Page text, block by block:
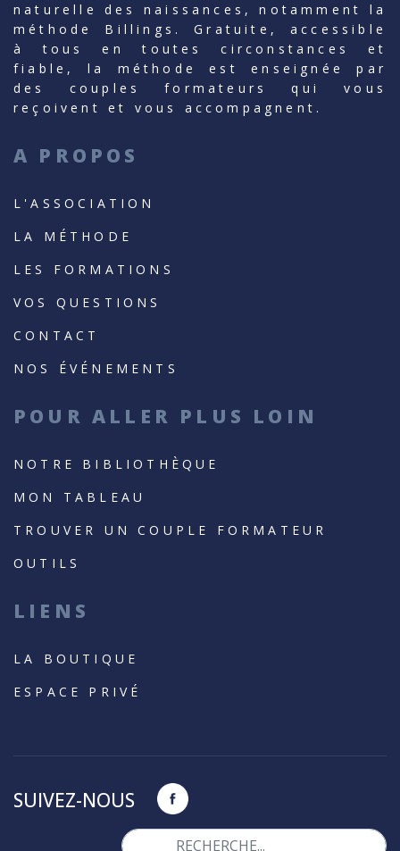
naturelle des naissances, notamment la
méthode Billings. Gratuite, accessible
à tous en toutes circonstances et
fiable, la méthode est enseignée par
des couples formateurs qui vous
reçoivent et vous accompagnent.
A PROPOS
L'ASSOCIATION
LA MÉTHODE
LES FORMATIONS
VOS QUESTIONS
CONTACT
NOS ÉVÉNEMENTS
POUR ALLER PLUS LOIN
NOTRE BIBLIOTHÈQUE
MON TABLEAU
TROUVER UN COUPLE FORMATEUR
OUTILS
LIENS
LA BOUTIQUE
ESPACE PRIVÉ
SUIVEZ-NOUS
Valider